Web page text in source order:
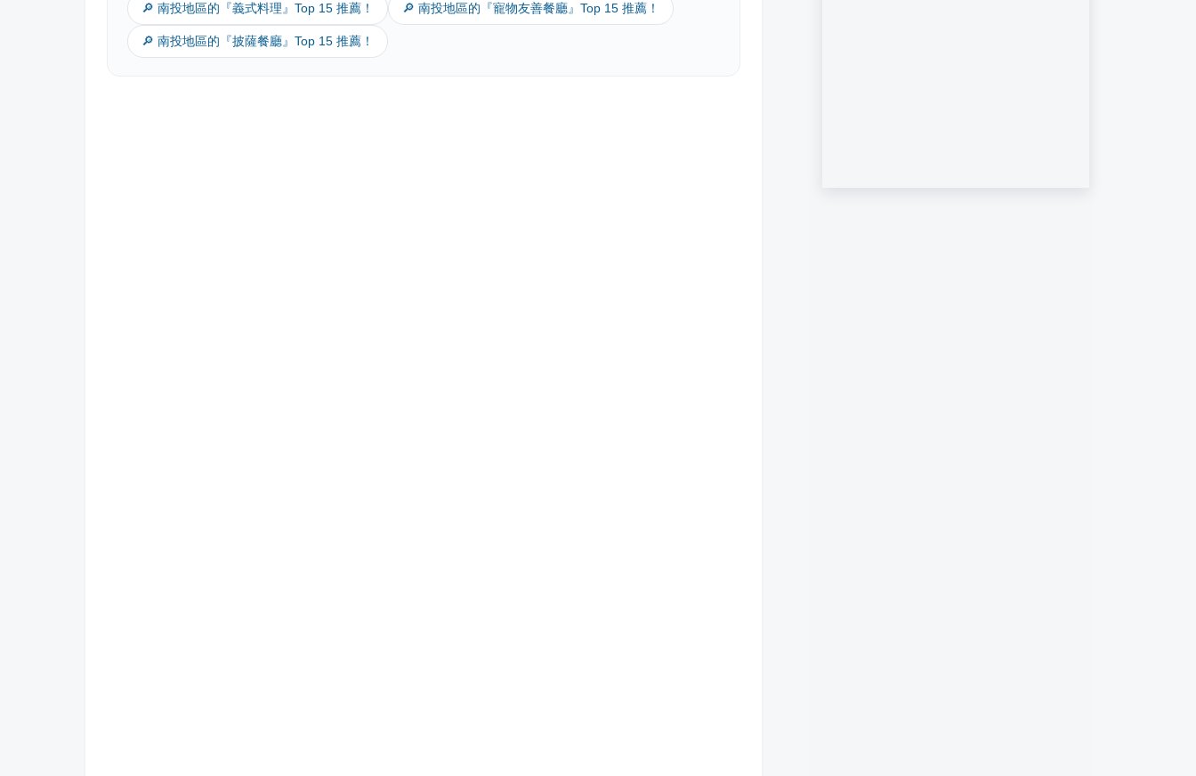
🔎 南投地區的『義式料理』Top 15 推薦！ 🔎 南投地區的『寵物友善餐廳』Top 15 推薦！
🔎 南投地區的『披薩餐廳』Top 15 推薦！